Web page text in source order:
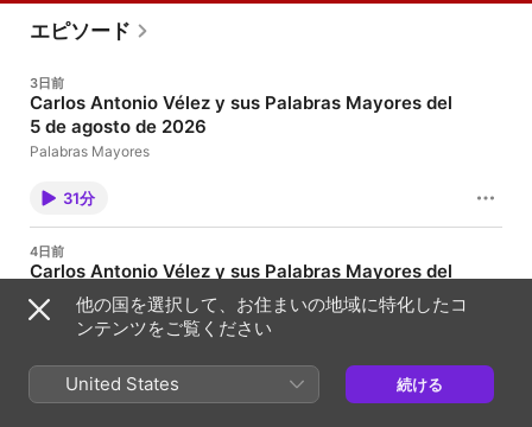
エピソード
3日前
Carlos Antonio Vélez y sus Palabras Mayores del
5 de agosto de 2026
Palabras Mayores
31分
4日前
Carlos Antonio Vélez y sus Palabras Mayores del
30 de julio de 2026
Palabras Mayores
32分
他の国を選択して、お住まいの地域に特化したコ
ンテンツをご覧ください
United States 続ける